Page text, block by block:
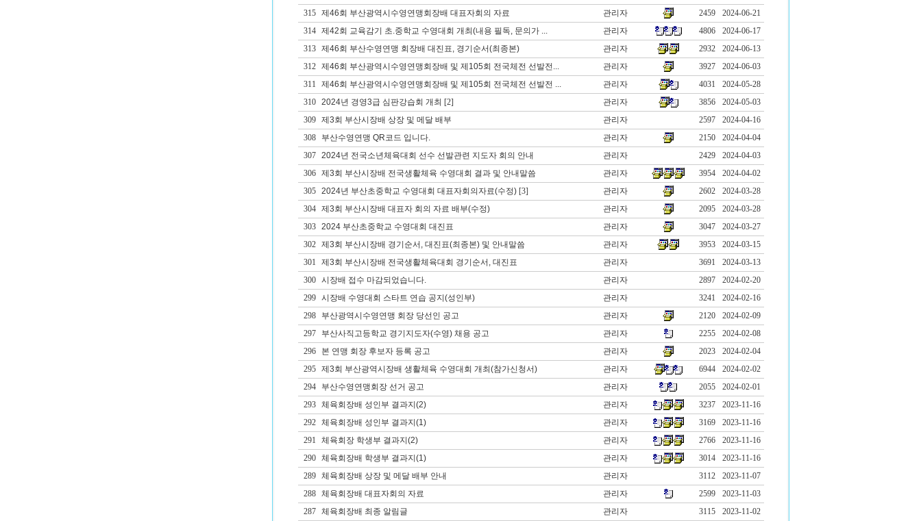
315
제46회 부산광역시수영연맹회장배 대표자회의 자료 관리자 2459
2024-06-21
314
제42회 교육감기 초.중학교 수영대회 개최(내용 필독, 문의가 ... 관리자 4806
2024-06-17
313
제46회 부산수영연맹 회장배 대진표, 경기순서(최종본) 관리자 2932
2024-06-13
312
제46회 부산광역시수영연맹회장배 및 제105회 전국체전 선발전... 관리자 3927
2024-06-03
311
제46회 부산광역시수영연맹회장배 및 제105회 전국체전 선발전 ... 관리자 4031
2024-05-28
310
2024년 경영3급 심판강습회 개최 [2] 관리자 3856
2024-05-03
309
제3회 부산시장배 상장 및 메달 배부 관리자 2597
2024-04-16
308
부산수영연맹 QR코드 입니다. 관리자 2150
2024-04-04
307
2024년 전국소년체육대회 선수 선발관련 지도자 회의 안내 관리자 2429
2024-04-03
306
제3회 부산시장배 전국생활체육 수영대회 결과 및 안내말씀 관리자 3954
2024-04-02
305
2024년 부산초중학교 수영대회 대표자회의자료(수정)[3] 관리자 2602
2024-03-28
304
제3회 부산시장배 대표자 회의 자료 배부(수정) 관리자 2095
2024-03-28
303
2024 부산초중학교 수영대회 대진표 관리자 3047
2024-03-27
302
제3회 부산시장배 경기순서, 대진표(최종본) 및 안내말씀 관리자 3953
2024-03-15
301
제3회 부산시장배 전국생활체육대회 경기순서, 대진표 관리자 3691
2024-03-13
300
시장배 접수 마감되었습니다. 관리자 2897
2024-02-20
299
시장배 수영대회 스타트 연습 공지(성인부) 관리자 3241
2024-02-16
298
부산광역시수영연맹 회장 당선인 공고 관리자 2120
2024-02-09
297
부산사직고등학교 경기지도자(수영) 채용 공고 관리자 2255
2024-02-08
296
본 연맹 회장 후보자 등록 공고 관리자 2023
2024-02-04
295
제3회 부산광역시장배 생활체육 수영대회 개최(참가신청서) 관리자 6944
2024-02-02
294
부산수영연맹회장 선거 공고 관리자 2055
2024-02-01
293
체육회장배 성인부 결과지(2) 관리자 3237
2023-11-16
292
체육회장배 성인부 결과지(1) 관리자 3169
2023-11-16
291
체육회장 학생부 결과지(2) 관리자 2766
2023-11-16
290
체육회장배 학생부 결과지(1) 관리자 3014
2023-11-16
289
체육회장배 상장 및 메달 배부 안내 관리자 3112
2023-11-07
288
체육회장배 대표자회의 자료 관리자 2599
2023-11-03
287
체육회장배 최종 알림글 관리자 3115
2023-11-02